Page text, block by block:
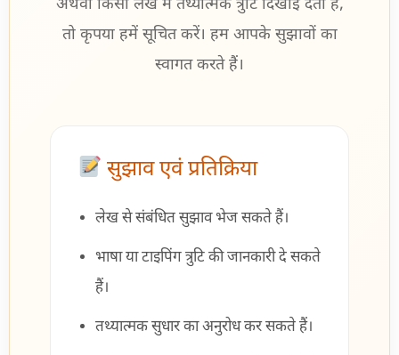
अथवा किसी लेख में तथ्यात्मक त्रुटि दिखाई देती है,
तो कृपया हमें सूचित करें। हम आपके सुझावों का
स्वागत करते हैं।
सुझाव एवं प्रतिक्रिया
लेख से संबंधित सुझाव भेज सकते हैं।
भाषा या टाइपिंग त्रुटि की जानकारी दे सकते
हैं।
तथ्यात्मक सुधार का अनुरोध कर सकते हैं।